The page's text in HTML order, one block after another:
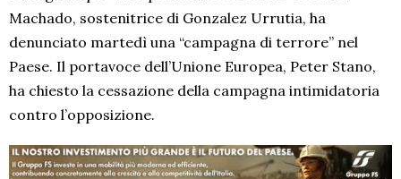
Machado, sostenitrice di Gonzalez Urrutia, ha
denunciato martedì una “campagna di terrore” nel
Paese. Il portavoce dell’Unione Europea, Peter Stano,
ha chiesto la cessazione della campagna intimidatoria
contro l’opposizione.